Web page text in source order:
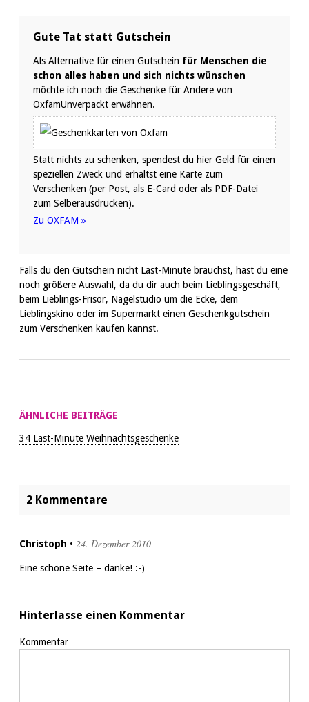
Gute Tat statt Gutschein
Als Alternative für einen Gutschein für Menschen die
schon alles haben und sich nichts wünschen
möchte ich noch die Geschenke für Andere von
OxfamUnverpackt erwähnen.
Statt nichts zu schenken, spendest du hier Geld für einen
speziellen Zweck und erhältst eine Karte zum
Verschenken (per Post, als E-Card oder als PDF-Datei
zum Selberausdrucken).
Zu OXFAM »
Falls du den Gutschein nicht Last-Minute brauchst, hast du eine
noch größere Auswahl, da du dir auch beim Lieblingsgeschäft,
beim Lieblings-Frisör, Nagelstudio um die Ecke, dem
Lieblingskino oder im Supermarkt einen Geschenkgutschein
zum Verschenken kaufen kannst.
ÄHNLICHE BEITRÄGE
34 Last-Minute Weihnachtsgeschenke
2 Kommentare
Christoph • 24. Dezember 2010
Eine schöne Seite – danke! :-)
Hinterlasse einen Kommentar
Kommentar